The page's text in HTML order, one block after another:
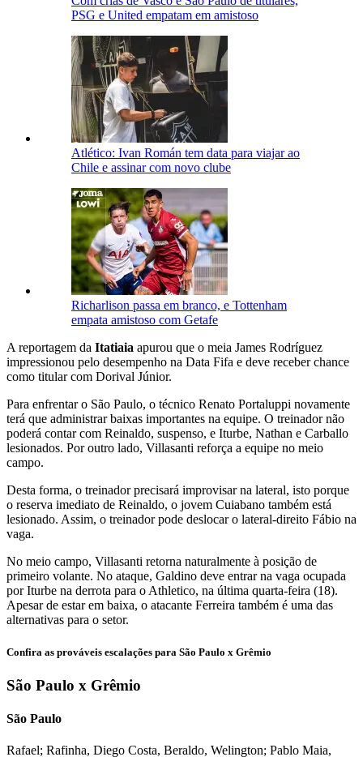
PSG e United empatam em amistoso
Atlético: Ivan Román tem data para viajar ao
Chile e assinar com novo clube
Richarlison passa em branco, e Tottenham
empata amistoso com Getafe
A reportagem da Itatiaia apurou que o meia James Rodríguez
impressionou pelo desempenho na Data Fifa e deve receber chance
como titular com Dorival Júnior.
Para enfrentar o São Paulo, o técnico Renato Portaluppi novamente
terá que administrar baixas importantes na equipe. O treinador não
poderá contar com Reinaldo, suspenso, e Iturbe, Nathan e Carballo
lesionados. Por outro lado, Villasanti reforça a equipe no meio
campo.
Desta forma, o treinador precisará improvisar na lateral, isto porque
o reserva imediato de Reinaldo, o jovem Cuiabano também está
lesionado. Assim, o treinador pode deslocar o lateral-direito Fábio na
vaga.
No meio campo, Villasanti retorna naturalmente à posição de
primeiro volante. No ataque, Galdino deve entrar na vaga ocupada
por Iturbe na derrota para o Athletico, na última quarta-feira (18).
Apesar de estar em baixa, o atacante Ferreira também é uma das
alternativas para o setor.
Confira as prováveis escalações para São Paulo x Grêmio
São Paulo x Grêmio
São Paulo
Rafael; Rafinha, Diego Costa, Beraldo, Welington; Pablo Maia,